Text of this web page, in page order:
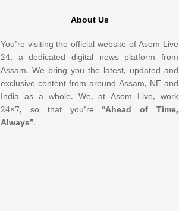
About Us
You’re visiting the official website of Asom Live
24, a dedicated digital news platform from
Assam. We bring you the latest, updated and
exclusive content from around Assam, NE and
India as a whole. We, at Asom Live, work
24×7, so that you’re“Ahead of Time,
Always”.